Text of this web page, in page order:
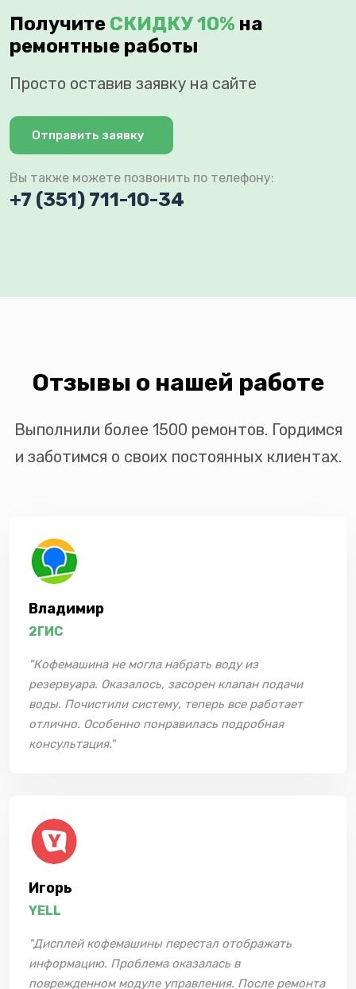
Получите СКИДКУ 10% на
ремонтные работы
Просто оставив заявку на сайте
Отправить заявку
Вы также можете позвонить по телефону:
+7 (351) 711-10-34
Отзывы о нашей работе
Выполнили более 1500 ремонтов. Гордимся
и заботимся о своих постоянных клиентах.
Владимир
2ГИС
"Кофемашина не могла набрать воду из
резервуара. Оказалось, засорен клапан подачи
воды. Почистили систему, теперь все работает
отлично. Особенно понравилась подробная
консультация."
Игорь
YELL
"Дисплей кофемашины перестал отображать
информацию. Проблема оказалась в
поврежденном модуле управления. После ремонта